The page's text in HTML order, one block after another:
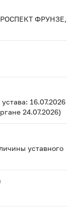
ФРУНЗЕ,
16.07.2026
24.07.2026)
уставного